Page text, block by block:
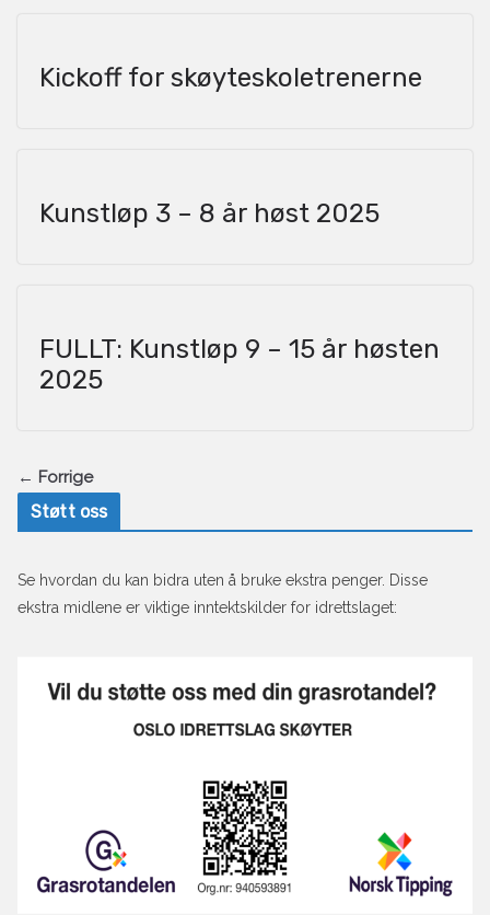
Kickoff for skøyteskoletrenerne
Kunstløp 3 – 8 år høst 2025
FULLT: Kunstløp 9 – 15 år høsten
2025
← Forrige
Støtt oss
Se hvordan du kan bidra uten å bruke ekstra penger. Disse
ekstra midlene er viktige inntektskilder for idrettslaget: